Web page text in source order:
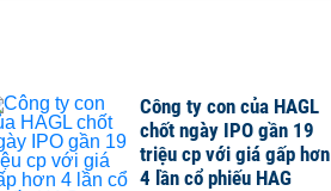
Công ty con của HAGL
chốt ngày IPO gần 19
triệu cp với giá gấp hơn
4 lần cổ phiếu HAG